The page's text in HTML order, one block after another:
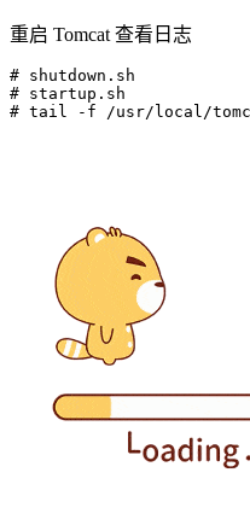
重启 Tomcat 查看日志
# shutdown.sh
# startup.sh
# tail -f /usr/local/